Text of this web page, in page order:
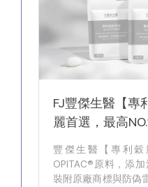
FJ豐傑生醫【專
麗首選，最高
豐傑生醫【專利
OPITAC®原料，添
裝附原廠商標與防偽